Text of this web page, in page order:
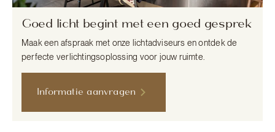
Goed licht begint met een goed gesprek
Maak een afspraak met onze lichtadviseurs en ontdek de
perfecte verlichtingsoplossing voor jouw ruimte.
Informatie aanvragen